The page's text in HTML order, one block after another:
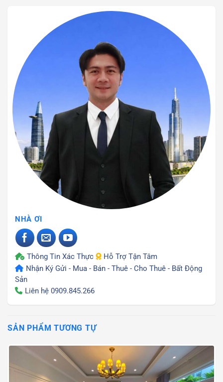
NHÀ ƠI
Thông Tin Xác Thực
Hỗ Trợ Tận Tâm
Nhận Ký Gửi - Mua - Bán - Thuê - Cho Thuê - Bất Động
Sản
Liên hệ 0909.845.266
SẢN PHẨM TƯƠNG TỰ